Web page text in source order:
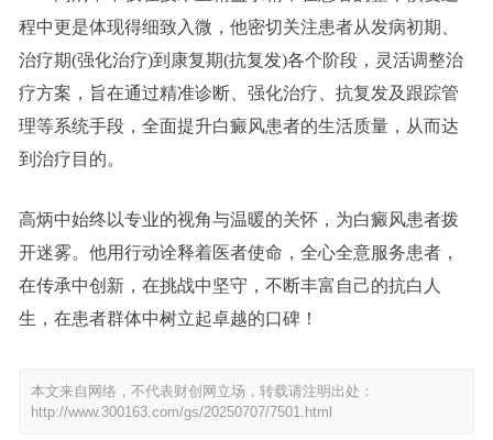
程中更是体现得细致入微，他密切关注患者从发病初期、
治疗期(强化治疗)到康复期(抗复发)各个阶段，灵活调整治
疗方案，旨在通过精准诊断、强化治疗、抗复发及跟踪管
理等系统手段，全面提升白癜风患者的生活质量，从而达
到治疗目的。
高炳中始终以专业的视角与温暖的关怀，为白癜风患者拨
开迷雾。他用行动诠释着医者使命，全心全意服务患者，
在传承中创新，在挑战中坚守，不断丰富自己的抗白人
生，在患者群体中树立起卓越的口碑！
本文来自网络，不代表财创网立场，转载请注明出处：
http://www.300163.com/gs/20250707/7501.html